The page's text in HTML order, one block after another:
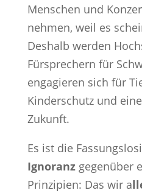
Menschen und
nehmen, weil es
Deshalb werden
Fürsprechern für
engagieren sich für
Kinderschutz und
Zukunft.
Es ist die
Ignoranzgegenüber
Prinzipien: Das wir a